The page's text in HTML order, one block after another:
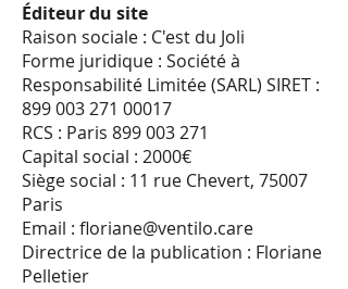
Éditeur du site
Raison sociale : C'est du Joli
Forme juridique : Société à
Responsabilité Limitée (SARL) SIRET :
899 003 271 00017
RCS : Paris 899 003 271
Capital social : 2000€
Siège social : 11 rue Chevert, 75007
Paris
Email : floriane@ventilo.care
Directrice de la publication : Floriane
Pelletier